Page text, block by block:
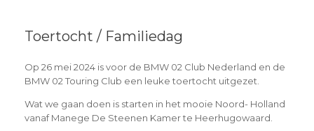
Toertocht / Familiedag
Op 26 mei 2024 is voor de BMW 02 Club Nederland en de
BMW 02 Touring Club een leuke toertocht uitgezet.
Wat we gaan doen is starten in het mooie Noord- Holland
vanaf Manege De Steenen Kamer te Heerhugowaard.